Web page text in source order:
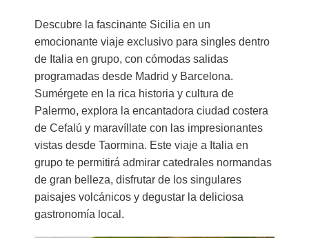
Descubre la fascinante Sicilia en un
emocionante viaje exclusivo para singles dentro
de Italia en grupo, con cómodas salidas
programadas desde Madrid y Barcelona.
Sumérgete en la rica historia y cultura de
Palermo, explora la encantadora ciudad costera
de Cefalú y maravíllate con las impresionantes
vistas desde Taormina. Este viaje a Italia en
grupo te permitirá admirar catedrales normandas
de gran belleza, disfrutar de los singulares
paisajes volcánicos y degustar la deliciosa
gastronomía local.